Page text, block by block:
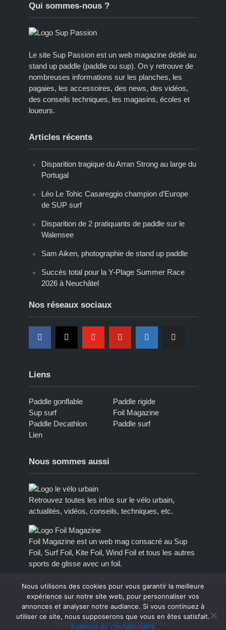
Qui sommes-nous ?
Le site Sup Passion est un web magazine dédié au
stand up paddle (paddle ou sup). On y retrouve de
nombreuses informations sur les planches, les
pagaies, les accessoires, des news, des vidéos,
des conseils techniques, les magasins, écoles et
loueurs.
Articles récents
Disparition tragique du Arran Strong au large du
Portugal
Léo Le Tohic Casareggio champion d’Europe
de SUP surf
Disparition de 2 pratiquants de paddle sur le
Walensee
Sam Aiken, photographie de stand up paddle
Succès total pour la Y-Plage Summer Race
2026 à Neuchâtel
Nos réseaux sociaux
Liens
Paddle gonflable
Paddle rigide
Sup surf
Foil Magazine
Paddle Decathlon
Paddle surf
Lien
Nous sommes aussi
Retrouvez toutes les infos sur le vélo urbain,
actualités, vidéos, conseils, techniques, etc.
Foil Magazine est un web mag consacré au Sup
Foil, Surf Foil, Kite Foil, Wind Foil et tous les autres
sports de glisse avec un foil.
Copyright © 2012 - 2023, tous droits réservés.
Créé par Extremotion Communication-Mentions
légales
-Politique de confidentialité
Nous utilisons des cookies pour vous garantir la meilleure
expérience sur notre site web, pour personnaliser vos
annonces et analyser notre audiance. Si vous continuez à
utiliser ce site, nous supposerons que vous en êtes satisfait.
Politique de confidentialité